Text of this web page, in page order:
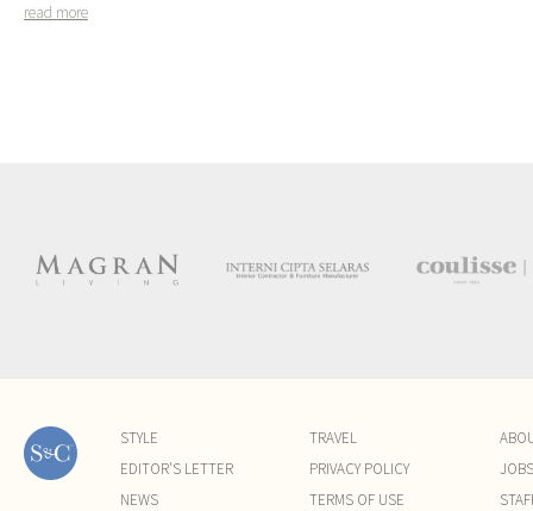
read more
STYLE
EDITOR'S LETTER
NEWS
TRAVEL
PRIVACY POLICY
TERMS OF USE
JOBS